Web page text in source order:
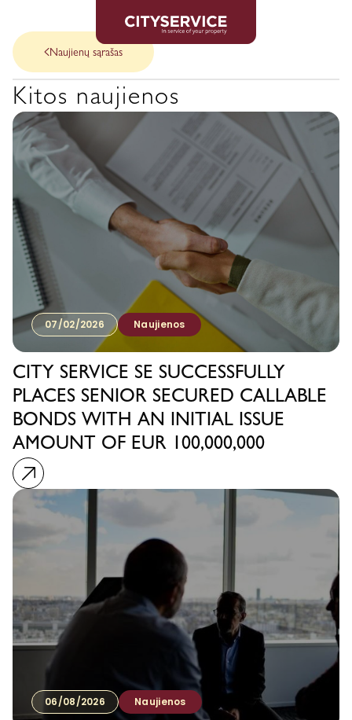
Naujienų sąrašas
Kitos naujienos
07/02/2026 Naujienos
CITY SERVICE SE SUCCESSFULLY
PLACES SENIOR SECURED CALLABLE
BONDS WITH AN INITIAL ISSUE
AMOUNT OF EUR 100,000,000
06/08/2026 Naujienos